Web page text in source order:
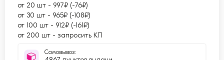
от 20 шт - 997₽ (-76₽)
от 30 шт - 965₽ (-108₽)
от 100 шт - 912₽ (-161₽)
от 200 шт - запросить КП
Самовывоз: